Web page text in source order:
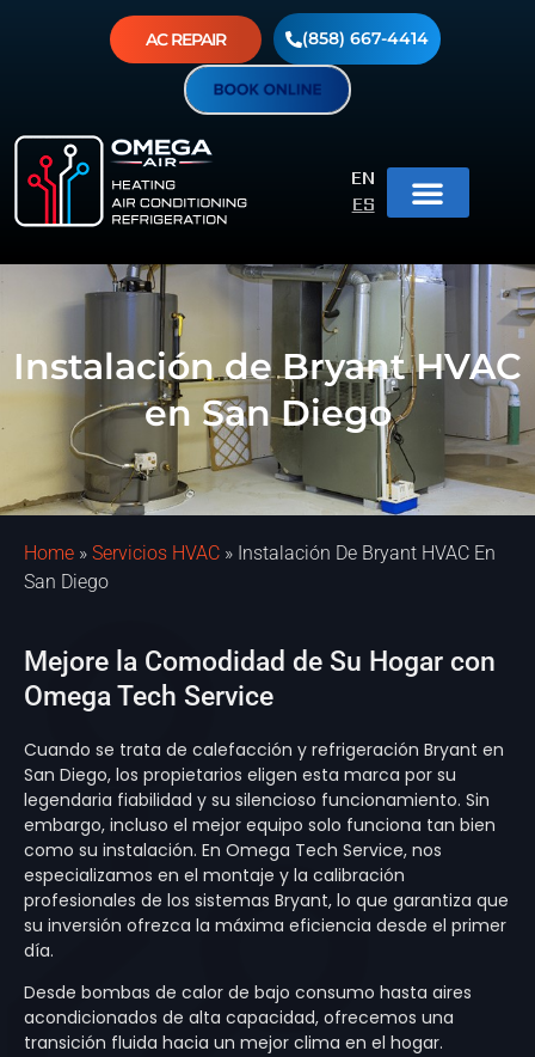
AC REPAIR (858) 667-4414
EN
ES
Instalación de Bryant HVAC
en San Diego
Home » Servicios HVAC » Instalación De Bryant HVAC En
San Diego
Mejore la Comodidad de Su Hogar con
Omega Tech Service
Cuando se trata de calefacción y refrigeración Bryant en
San Diego, los propietarios eligen esta marca por su
legendaria fiabilidad y su silencioso funcionamiento. Sin
embargo, incluso el mejor equipo solo funciona tan bien
como su instalación. En Omega Tech Service, nos
especializamos en el montaje y la calibración
profesionales de los sistemas Bryant, lo que garantiza que
su inversión ofrezca la máxima eficiencia desde el primer
día.
Desde bombas de calor de bajo consumo hasta aires
acondicionados de alta capacidad, ofrecemos una
transición fluida hacia un mejor clima en el hogar.